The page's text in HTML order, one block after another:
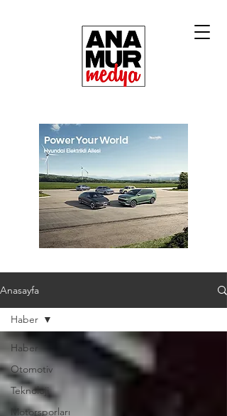
Anasayfa
Haber
Otomotiv
Teknoloji
Motorsporları
Haber